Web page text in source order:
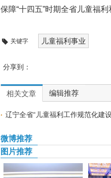
保障“十四五”时期全省儿童福
关键字 儿童福利事业
分享到：
相关文章 编辑推荐
辽宁全省“儿童福利工作规范化建
微博推荐
图片推荐